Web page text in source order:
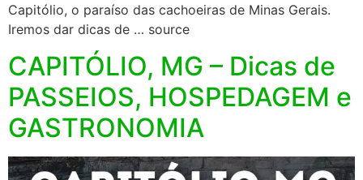
Capitólio, o paraíso das cachoeiras de Minas Gerais.
Iremos dar dicas de … source
CAPITÓLIO, MG – Dicas de
PASSEIOS, HOSPEDAGEM e
GASTRONOMIA